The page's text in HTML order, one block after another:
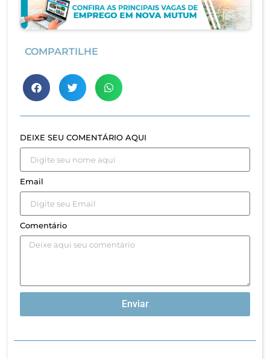
COMPARTILHE
DEIXE SEU COMENTÁRIO AQUI
Email
Comentário
Enviar